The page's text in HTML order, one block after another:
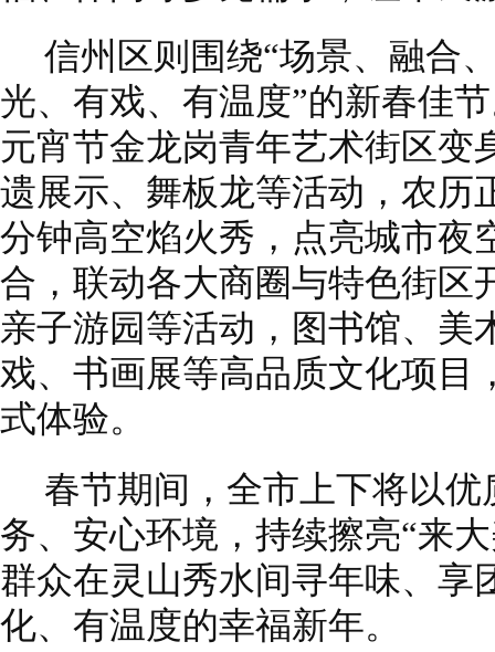
信州区则围绕“场景、融合
光、有戏、有温度”的新春佳
元宵节金龙岗青年艺术街区变
遗展示、舞板龙等活动，农历
分钟高空焰火秀，点亮城市夜
合，联动各大商圈与特色街区
亲子游园等活动，图书馆、美
戏、书画展等高品质文化项目
式体验。
春节期间，全市上下将以
务、安心环境，持续擦亮“来
群众在灵山秀水间寻年味、享
化、有温度的幸福新年。